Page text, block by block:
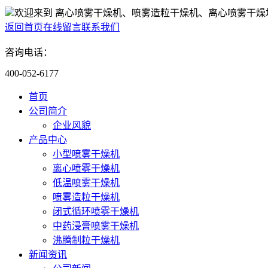
欢迎来到 离心喷雾干燥机、喷雾造粒干燥机、离心喷雾干燥
返回首页在线留言联系我们
咨询电话：
400-052-6177
首页
公司简介
企业风貌
产品中心
小型喷雾干燥机
离心喷雾干燥机
低温喷雾干燥机
喷雾造粒干燥机
闭式循环喷雾干燥机
中药浸膏喷雾干燥机
沸腾制粒干燥机
新闻资讯